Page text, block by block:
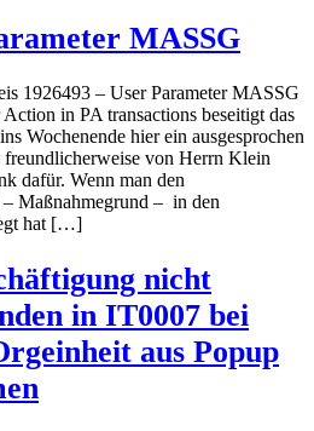
MASSG
1926493 – User Parameter MASSG
in PA transactions beseitigt das
Wochenende hier ein ausgesprochen
von Herrn Klein
dafür. Wenn man den
Maßnahmegrund – in den
hat […]
nicht
in IT0007 bei
aus Popup